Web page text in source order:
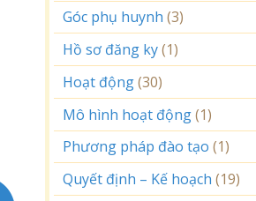
Góc phụ huynh (3)
Hồ sơ đăng ky(1)
Hoạt động(30)
Mô hình hoạt động(1)
Phương pháp đào tạo (1)
Quyết định – Kế hoạch (19)